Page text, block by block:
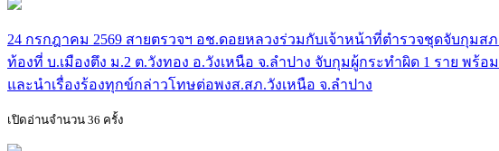
24 กรกฎาคม 2569 สายตรวจฯ อช.ดอยหลวงร่วมกับเจ้าหน้าที่ตำรวจชุดจับกุมส
ท้องที่ บ.เมืองตึง ม.2 ต.วังทอง อ.วังเหนือ จ.ลำปาง จับกุมผู้กระทำผิด 1 ราย พ
และนำเรื่องร้องทุกข์กล่าวโทษต่อพงส.สภ.วังเหนือ จ.ลำปาง
เปิดอ่านจำนวน 36 ครั้ง